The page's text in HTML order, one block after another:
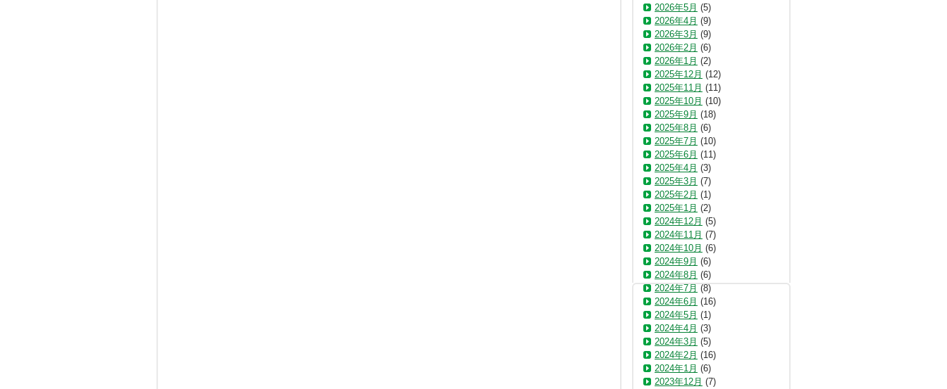
2026年5月 (5)
2026年4月 (9)
2026年3月 (9)
2026年2月 (6)
2026年1月 (2)
2025年12月 (12)
2025年11月 (11)
2025年10月 (10)
2025年9月 (18)
2025年8月 (6)
2025年7月 (10)
2025年6月 (11)
2025年4月 (3)
2025年3月 (7)
2025年2月 (1)
2025年1月 (2)
2024年12月 (5)
2024年11月 (7)
2024年10月 (6)
2024年9月 (6)
2024年8月 (6)
2024年7月 (8)
2024年6月 (16)
2024年5月 (1)
2024年4月 (3)
2024年3月 (5)
2024年2月 (16)
2024年1月 (6)
2023年12月 (7)